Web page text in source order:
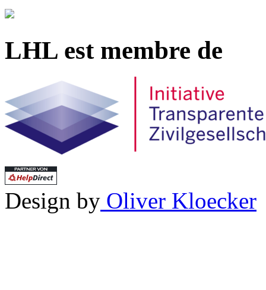
LHL est membre de
Design by Oliver Kloecker